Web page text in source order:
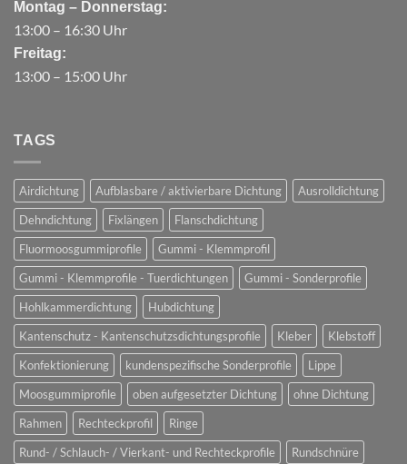
Montag – Donnerstag:
13:00 – 16:30 Uhr
Freitag:
13:00 – 15:00 Uhr
TAGS
Airdichtung Aufblasbare / aktivierbare Dichtung
Ausrolldichtung
Dehndichtung
Fixlängen
Flanschdichtung
Fluormoosgummiprofile
Gummi - Klemmprofil
Gummi - Klemmprofile - Tuerdichtungen
Gummi - Sonderprofile
Hohlkammerdichtung
Hubdichtung
Kantenschutz - Kantenschutzsdichtungsprofile
Kleber
Klebstoff
Konfektionierung
kundenspezifische Sonderprofile
Lippe
Moosgummiprofile
oben aufgesetzter Dichtung
ohne Dichtung
Rahmen
Rechteckprofil
Ringe
Rund- / Schlauch- / Vierkant- und Rechteckprofile
Rundschnüre